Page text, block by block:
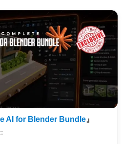
AI for Blender Bundle 』